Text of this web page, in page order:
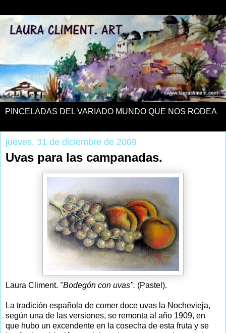
PINCELADAS DEL VARIADO MUNDO QUE NOS RODEA
jueves, 31 de diciembre de 2009
Uvas para las campanadas.
Laura Climent. "Bodegón con uvas". (Pastel).
La tradición española de comer doce uvas la Nochevieja,
según una de las versiones, se remonta al año 1909, en
que hubo un excendente en la cosecha de esta fruta y se